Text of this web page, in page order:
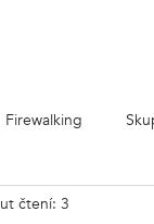
Firewalking
čtení: 3